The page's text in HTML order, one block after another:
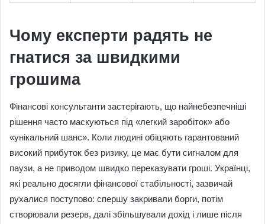
Чому експерти радять не
гнатися за швидкими
грошима
Фінансові консультанти застерігають, що найнебезпечніші
рішення часто маскуються під «легкий заробіток» або
«унікальний шанс». Коли людині обіцяють гарантований
високий прибуток без ризику, це має бути сигналом для
паузи, а не приводом швидко переказувати гроші. Українці,
які реально досягли фінансової стабільності, зазвичай
рухалися поступово: спершу закривали борги, потім
створювали резерв, далі збільшували дохід і лише після